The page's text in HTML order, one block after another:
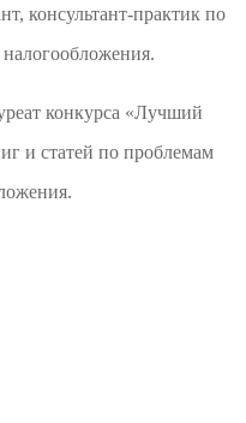
консультант-практик по
налогообложения.
конкурса «Лучший
и статей по проблемам